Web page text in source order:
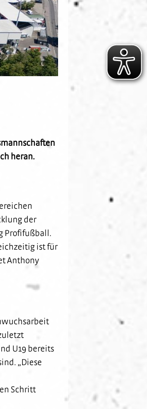
heran.
der
Profifußball.
ist für
Anthony
U19 bereits
„Diese
Schritt